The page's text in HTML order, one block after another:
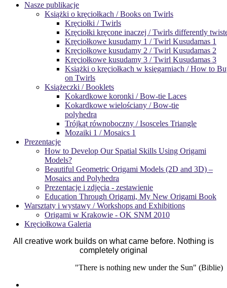
Nasze publikacje
Książki o kręciołkach / Books on Twirls
Kręciołki / Twirls
Kręciołki kręcone inaczej / Twirls differently
Kręciołkowe kusudamy 1 / Twirl Kusudamas 1
Kręciołkowe kusudamy 2 / Twirl Kusudamas 2
Kręciołkowe kusudamy 3 / Twirl Kusudamas 3
Książki o kręciołkach w księgarniach / How to
on Twirls
Książeczki / Booklets
Kokardkowe koronki / Bow-tie Laces
Kokardkowe wielościany / Bow-tie
polyhedra
Trójkąt równoboczny / Isosceles Triangle
Mozaiki 1 / Mosaics 1
Prezentacje
How to Develop Our Spatial Skills Using Origami
Models?
Beautiful Geometric Origami Models (2D and 3D) –
Mosaics and Polyhedra
Prezentacje i zdjęcia - zestawienie
Education Through Origami, My New Origami Book
Warsztaty i wystawy / Workshops and Exhibitions
Origami w Krakowie - OK SNM 2010
Kręciołkowa Galeria
All creative work builds on what came before. Nothing is
completely original
"There is nothing new under the Sun" (Biblie)